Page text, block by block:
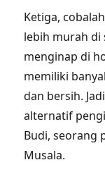
Ketiga,
lebih murah di
menginap di
memiliki
dan bersih.
alternatif
Budi, seorang
Musala.